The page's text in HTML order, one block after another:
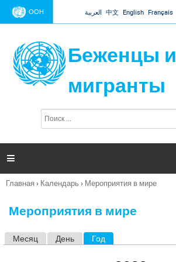
Jump to navigation
ООН العربية 中文 English Français
Беженцы и
мигранты
п
и

Вы
Главная › Календарь › Мероприятия в мире
Мероприятия в мире
Месяц День Год